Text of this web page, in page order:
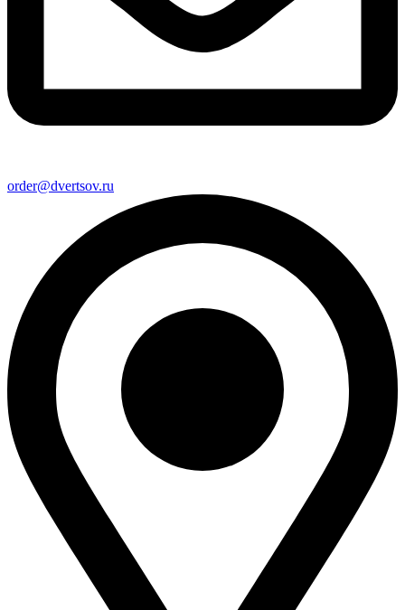
order@dvertsov.ru